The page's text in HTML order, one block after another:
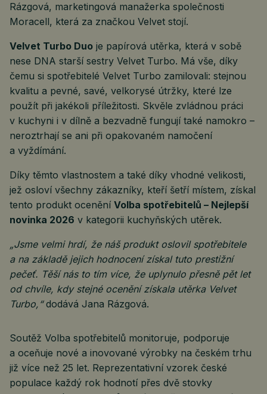
Rázgová, marketingová manažerka společnosti
Moracell, která za značkou Velvet stojí.
Velvet Turbo Duo je papírová utěrka, která v sobě
nese DNA starší sestry Velvet Turbo. Má vše, díky
čemu si spotřebitelé Velvet Turbo zamilovali: stejnou
kvalitu a pevné, savé, velkorysé útržky, které lze
použít při jakékoli příležitosti. Skvěle zvládnou práci
v kuchyni i v dílně a bezvadně fungují také namokro –
neroztrhají se ani při opakovaném namočení
a vyždímání.
Díky těmto vlastnostem a také díky vhodné velikosti,
jež osloví všechny zákazníky, kteří šetří místem, získal
tento produkt ocenění Volba spotřebitelů – Nejlepší
novinka 2026 v kategorii kuchyňských utěrek.
„Jsme velmi hrdí, že náš produkt oslovil spotřebitele
a na základě jejich hodnocení získal tuto prestižní
pečeť. Těší nás to tím více, že uplynulo přesně pět let
od chvíle, kdy stejné ocenění získala utěrka Velvet
Turbo,“dodává Jana Rázgová.
Soutěž Volba spotřebitelů monitoruje, podporuje
a oceňuje nové a inovované výrobky na českém trhu
již více než 25 let. Reprezentativní vzorek české
populace každý rok hodnotí přes dvě stovky